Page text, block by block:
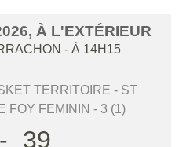
, À L'EXTÉRIEUR
- À 14H15
TERRITOIRE - ST
FOY FEMININ - 3 (1)
- 39